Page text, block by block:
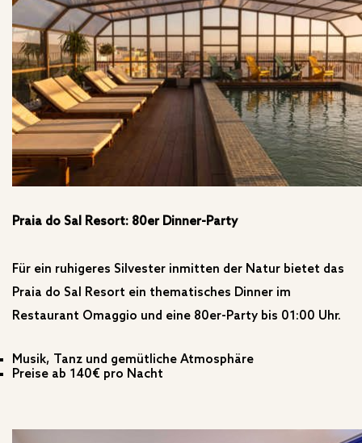
Praia do Sal Resort: 80er Dinner-Party
Für ein ruhigeres Silvester inmitten der Natur bietet das
Praia do Sal Resort ein thematisches Dinner im
Restaurant Omaggio und eine 80er-Party bis 01:00 Uhr.
Musik, Tanz und gemütliche Atmosphäre
Preise ab 140€ pro Nacht